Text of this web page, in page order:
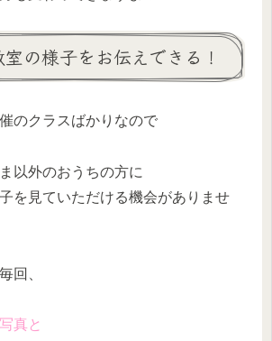
の様子をお伝えできる！
のクラスばかりなので
以外のおうちの方に
を見ていただける機会がありませ
回、
真と